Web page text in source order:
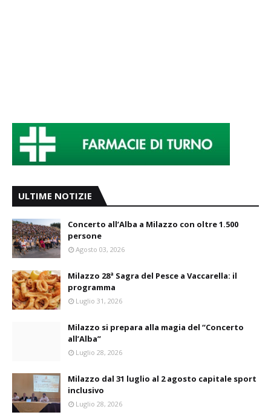
ULTIME NOTIZIE
Concerto all’Alba a Milazzo con oltre 1.500
persone
Agosto 03, 2026
Milazzo 28ª Sagra del Pesce a Vaccarella: il
programma
Luglio 31, 2026
Milazzo si prepara alla magia del “Concerto
all’Alba”
Luglio 28, 2026
Milazzo dal 31 luglio al 2 agosto capitale sport
inclusivo
Luglio 28, 2026